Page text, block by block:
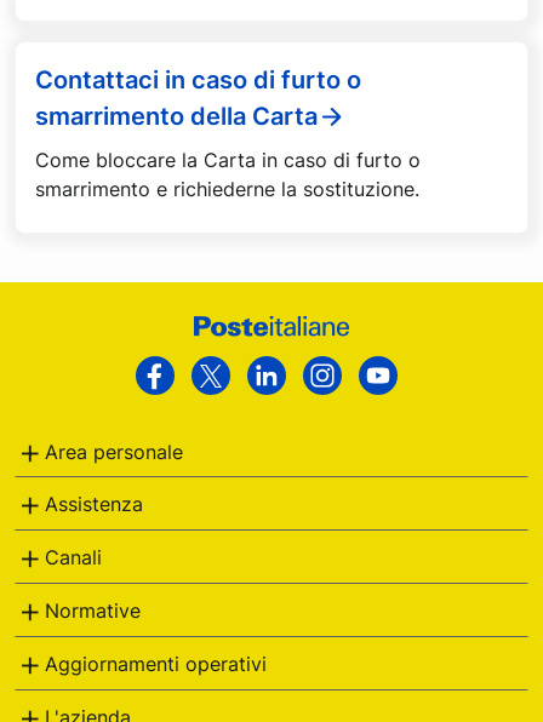
Contattaci in caso di furto o
smarrimento della Carta
Come bloccare la Carta in caso di furto o
smarrimento e richiederne la sostituzione.
Facebook
Twitter LinkedinInstagram
Area personale
Assistenza
Canali
Normative
Aggiornamenti operativi
L'azienda